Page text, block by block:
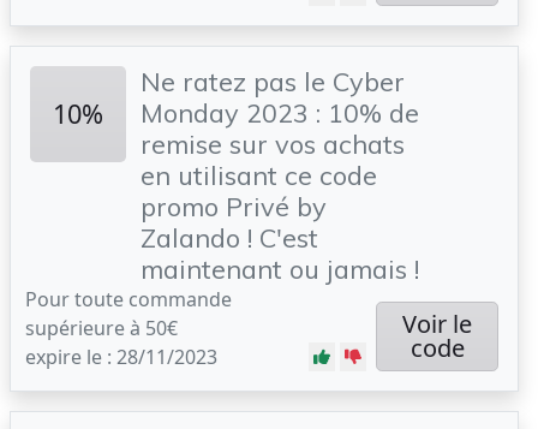
10%
Ne ratez pas le Cyber
Monday 2023 : 10% de
remise sur vos achats
en utilisant ce code
promo Privé by
Zalando ! C'est
maintenant ou jamais !
Pour toute commande
supérieure à 50€
expire le : 28/11/2023
Voir le
code